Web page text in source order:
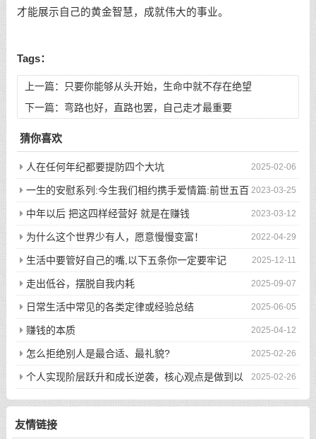
才能展示自己的黄金智慧，成就伟大的事业。
Tags：
上一篇：
只要你能够从头开始，生命中就不存在绝望
下一篇： 弯路也好，直路也罢，自己走才最重要
猜你喜欢
2025-02-06
人在任何年纪都要提防四个大坑
2023-03-25
一生的安慰系列:今生我们相约携手爱情篇:前世五百
次的回眸才换来今生的相遇
2023-03-12
中年以后 把这四样经营好 就是在赚钱
2022-04-29
为什么这个世界少有人，愿意慢慢变富！
2025-12-11
生活中要管好自己的嘴,以下五条你一定要牢记
2025-09-07
走出低谷，摆脱自我内耗
2025-06-05
日常生活中常见的各类定律或经验总结
2025-04-12
赚钱的本质
2025-02-26
怎么拒绝别人是最合适、最礼貌?
2025-02-26
个人实现阶层跃升和成长逆袭，核心观点是做到以
下八件事
友情链接